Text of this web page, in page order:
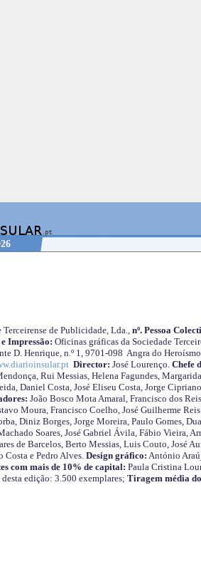
Terceirense de Publicidade, Lda., nº. Pessoa
Impressão: Oficinas gráficas da Sociedade
D. Henrique, n.º 1, 9701-098 Angra do
Director: José Lourenço. Chefe
Rui Messias, Helena Fagundes,
Daniel Costa, José Eliseu Costa, Jorge
João Bosco Mota Amaral, Francisco dos
Moura, Francisco Coelho, José Guilherme
Diniz Borges, Jorge Moreira, Paulo Gomes,
Soares, José Gabriel Ávila, Fábio Vieira,
de Barcelos, Berto Messias, Luis Couto, José
Costa e Pedro Alves.Design gráfico: António
com mais de 10% de capital: Paula Cristina
edição: 3.500 exemplares; Tiragem média